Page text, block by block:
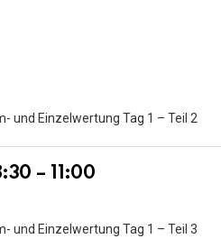
und Einzelwertung Tag 1 – Teil 2
– 11:00
und Einzelwertung Tag 1 – Teil 3